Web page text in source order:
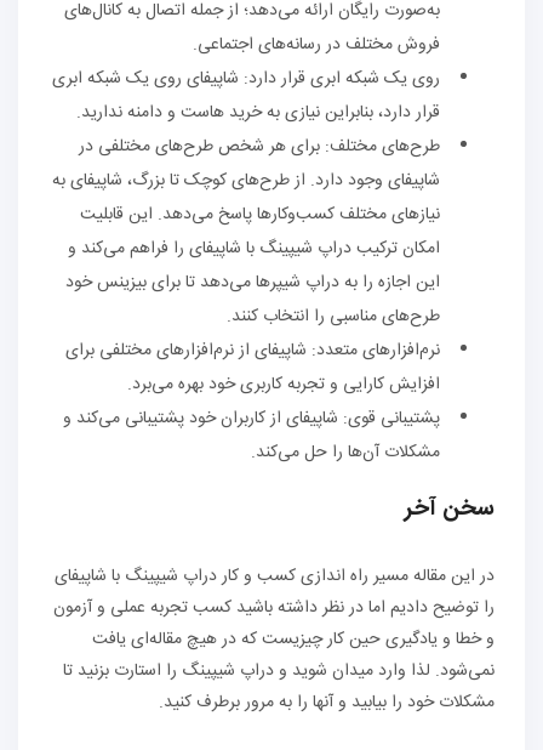
به‌صورت رایگان ارائه می‌دهد؛ از جمله اتصال به کانال‌های
فروش مختلف در رسانه‌های اجتماعی.
روی یک شبکه ابری قرار دارد: شاپیفای روی یک شبکه ابری
قرار دارد، بنابراین نیازی به خرید هاست و دامنه ندارید.
طرح‌های مختلف: برای هر شخص طرح‌های مختلفی در
شاپیفای وجود دارد. از طرح‌های کوچک تا بزرگ، شاپیفای به
نیازهای مختلف کسب‌وکارها پاسخ می‌دهد. این قابلیت
امکان ترکیب دراپ شیپینگ با شاپیفای را فراهم می‌کند و
این اجازه را به دراپ شیپرها می‌دهد تا برای بیزینس خود
طرح‌های مناسبی را انتخاب کنند.
نرم‌افزارهای متعدد: شاپیفای از نرم‌افزارهای مختلفی برای
افزایش کارایی و تجربه کاربری خود بهره می‌برد.
پشتیبانی قوی: شاپیفای از کاربران خود پشتیبانی می‌کند و
مشکلات آن‌ها را حل می‌کند.
سخن آخر
در این مقاله مسیر راه اندازی کسب و کار دراپ شیپینگ با شاپیفای
را توضیح دادیم اما در نظر داشته باشید کسب تجربه عملی و آزمون
و خطا و یادگیری حین کار چیزیست که در هیچ مقاله‌ای یافت
نمی‌شود. لذا وارد میدان شوید و دراپ شیپینگ را استارت بزنید تا
مشکلات خود را بیابید و آنها را به مرور برطرف کنید.